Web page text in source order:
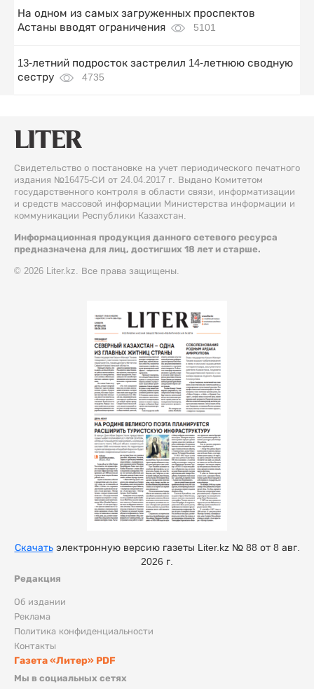
На одном из самых загруженных проспектов
Астаны вводят ограничения
5101
13-летний подросток застрелил 14-летнюю сводную
сестру
4735
Свидетельство о постановке на учет периодического печатного
издания №16475-СИ от 24.04.2017 г. Выдано Комитетом
государственного контроля в области связи, информатизации
и средств массовой информации Министерства информации и
коммуникации Республики Казахстан.
Информационная продукция данного сетевого ресурса
предназначена для лиц, достигших 18 лет и старше.
© 2026 Liter.kz. Все права защищены.
Редакция
Об издании
Реклама
Политика конфиденциальности
Контакты
Газета «Литер» PDF
Мы в социальных сетях
Скачатьэлектронную версию газеты Liter.kz № 88 от 8 авг.
2026 г.